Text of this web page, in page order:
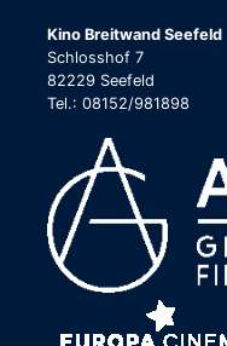
Kino Breitwand Seefeld
Schlosshof 7
82229 Seefeld
Tel.: 08152/981898